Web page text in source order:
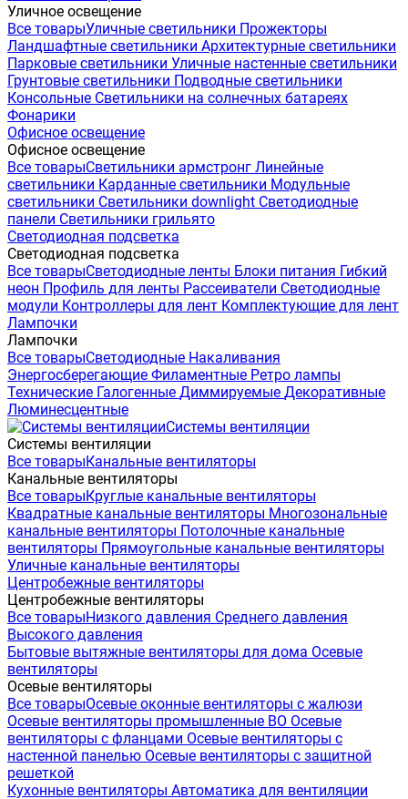
Уличное освещение
Все товарыУличные светильники Прожекторы
Ландшафтные светильники Архитектурные светильники
Парковые светильники Уличные настенные светильники
Грунтовые светильники Подводные светильники
Консольные Светильники на солнечных батареях
Фонарики
Офисное освещение
Офисное освещение
Все товарыСветильники армстронг Линейные
светильники Карданные светильники Модульные
светильники Светильники downlight Светодиодные
панели Светильники грильято
Светодиодная подсветка
Светодиодная подсветка
Все товарыСветодиодные ленты Блоки питания Гибкий
неон Профиль для ленты Рассеиватели Светодиодные
модули Контроллеры для лент Комплектующие для лент
Лампочки
Лампочки
Все товарыСветодиодные Накаливания
Энергосберегающие Филаментные Ретро лампы
Технические Галогенные Диммируемые Декоративные
Люминесцентные
Системы вентиляции
Системы вентиляции
Все товарыКанальные вентиляторы
Канальные вентиляторы
Все товарыКруглые канальные вентиляторы
Квадратные канальные вентиляторы Многозональные
канальные вентиляторы Потолочные канальные
вентиляторы Прямоугольные канальные вентиляторы
Уличные канальные вентиляторы
Центробежные вентиляторы
Центробежные вентиляторы
Все товарыНизкого давления Среднего давления
Высокого давления
Бытовые вытяжные вентиляторы для дома Осевые
вентиляторы
Осевые вентиляторы
Все товарыОсевые оконные вентиляторы с жалюзи
Осевые вентиляторы промышленные ВО Осевые
вентиляторы с фланцами Осевые вентиляторы с
настенной панелью Осевые вентиляторы с защитной
решеткой
Кухонные вентиляторы Автоматика для вентиляции